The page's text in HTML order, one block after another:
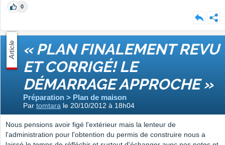
0
Article « PLAN FINALEMENT REVU
ET CORRIGÉ! LE
DÉMARRAGE APPROCHE »
Préparation > Plan de maison
Par tomtara le 20/10/2012 à 18h04
Nous pensions avoir figé l'extérieur mais la lenteur de
l'administration pour l'obtention du permis de construire nous a